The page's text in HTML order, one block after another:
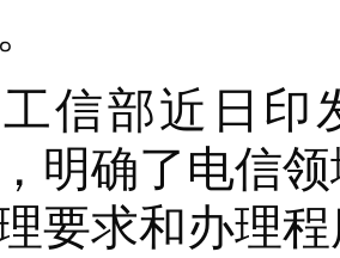
部近日印发
明确了电信
要求和办理